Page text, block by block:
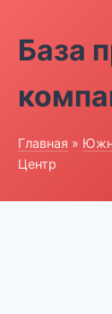
База
Главная »
Центр